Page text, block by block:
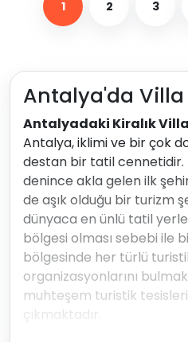
1 2 3
Antalya'da
Antalyadaki Kiralık Villa
Antalya, iklimi ve bir çok
destan bir tatil cennetidir.
denince akla gelen ilk
de aşık olduğu bir turizm
dünyaca en ünlü tatil
bölgesi olması sebebi ile
bölgesinde her türlü
organizasyonlarını
muhteşem turistik
çıkmaktadır.